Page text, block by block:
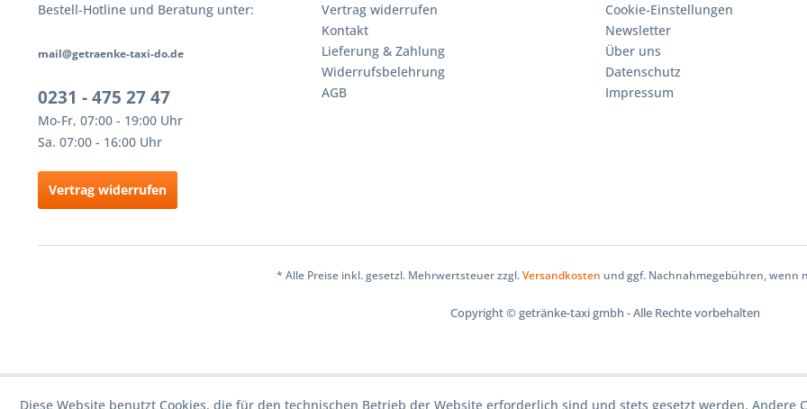
Bestell-Hotline und Beratung unter:
mail@getraenke-taxi-do.de
0231 - 475 27 47
Mo-Fr, 07:00 - 19:00 Uhr
Sa. 07:00 - 16:00 Uhr
Vertrag widerrufen
Vertrag widerrufen
Kontakt
Lieferung & Zahlung
Widerrufsbelehrung
AGB
Cookie-Einstellungen
Newsletter
Über uns
Datenschutz
Impressum
* Alle Preise inkl. gesetzl. Mehrwertsteuer zzgl.Versandkosten und ggf. Nachnahmegebühren, wenn
Copyright © getränke-taxi gmbh - Alle Rechte vorbehalten
Diese Website benutzt Cookies, die für den technischen Betrieb der Website erforderlich sind und stets gesetzt werden. Andere